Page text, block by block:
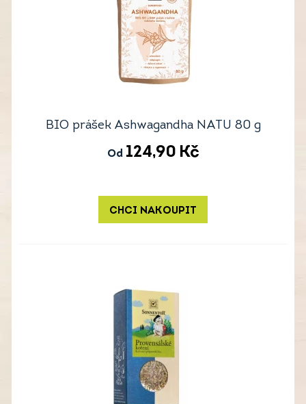
BIO prášek Ashwagandha NATU 80 g
Od 124,90 Kč
CHCI NAKOUPIT